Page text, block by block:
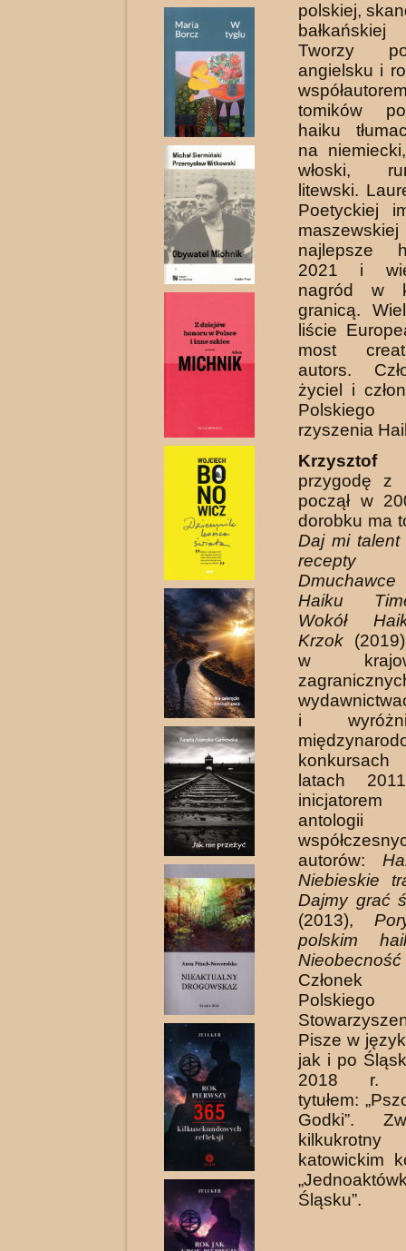
polskiej,
Tworzy
angielsku i
tomików
haiku
na
włoski,
litewski.
Poetyckiej
najlepsze
2021 i
nagród w
granicą.
liście
most
autors.
życiel i
rzyszenia
przygodę z
począł w
dorobku ma
Daj mi talent
Dmuchawce
Haiku
Wokół
Krzok
w
i
latach
autorów:
Niebieskie
Dajmy grać
(2013),
polskim
Nieobec­ność
Członek
Polskiego
Pisze w
jak i po
2018 r.
tytułem:
Godki”.
kato­wickim
Śląsku”.